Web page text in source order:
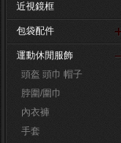
近視鏡框
包袋配件
運動休閒服飾
頭盔 頭巾 帽子
脖圍/圍巾
內衣褲
手套